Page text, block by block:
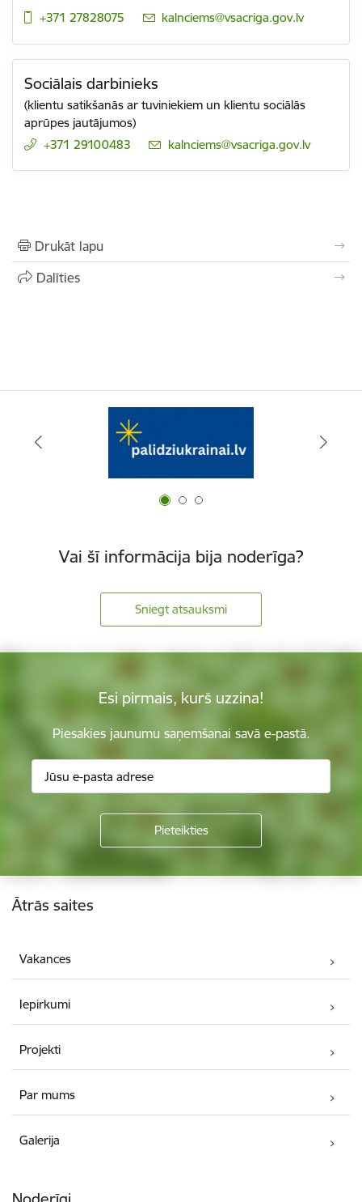
+371 27828075
E-pasts:
kalnciems@vsacriga.gov.lv
Sociālais darbinieks
(klientu satikšanās ar tuviniekiem un klientu sociālās
aprūpes jautājumos)
+371 29100483
E-pasts:
kalnciems@vsacriga.gov.lv
Drukāt lapu
Dalīties
Vai šī informācija bija noderīga?
Sniegt atsauksmi
Esi pirmais, kurš uzzina!
Piesakies jaunumu saņemšanai savā e-pastā.
Kājene
Ātrās saites
Vakances
Iepirkumi
Projekti
Par mums
Galerija